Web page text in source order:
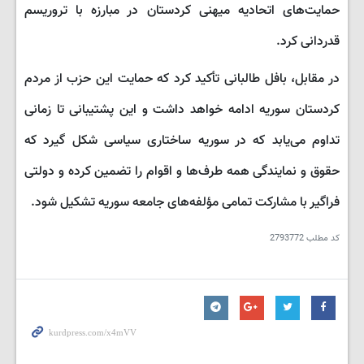
حمایت‌های اتحادیه میهنی کردستان در مبارزه با تروریسم
قدردانی کرد.
در مقابل، بافل طالبانی تأکید کرد که حمایت این حزب از مردم
کردستان سوریه ادامه خواهد داشت و این پشتیبانی تا زمانی
تداوم می‌یابد که در سوریه ساختاری سیاسی شکل گیرد که
حقوق و نمایندگی همه طرف‌ها و اقوام را تضمین کرده و دولتی
فراگیر با مشارکت تمامی مؤلفه‌های جامعه سوریه تشکیل شود.
کد مطلب2793772